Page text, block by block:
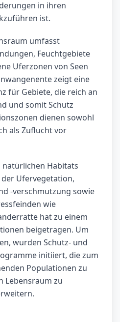
in ihren
ist.
umfasst
Feuchtgebiete
Uferzonen von Seen
zeigt eine
für Gebiete, die reich an
und somit Schutz
dienen sowohl
als Zuflucht vor
Habitats
Ufervegetation,
-verschmutzung sowie
wie
hat zu einem
beigetragen. Um
wurden Schutz- und
initiiert, die zum
Populationen zu
Lebensraum zu